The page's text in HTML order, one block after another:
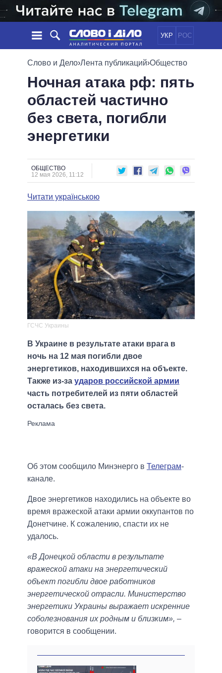
УКР РОС
НОВОСТИ
ЛЕНТА
СОБЫТИЯ
СТАТЬИ
ОБЗОРЫ
ДАЙДЖЕСТЫ
ПОЛИТИКА
ЭКОНОМИКА
ОБЩЕСТВО
ОБЕЩАНИЯ
ПОЛИТИКИ
ПРЕЗИДЕНТ И ОФИС
ВЕРХОВНАЯ РАДА
КАБИНЕТ МИНИСТРОВ
МЭРЫ
ВСЕ ПЕРСОНЫ
ИНФОГРАФИКА
ПОДДЕРЖАТЬ
СРАВНЕНИЕ ПОЛИТИКОВ
Слово и Дело›Лента публикаций›Общество
Ночная атака рф: пять
областей частично
без света, погибли
энергетики
ОБЩЕСТВО
12 мая 2026, 11:12
Читати українською
ГСЧС Украины
В Украине в результате атаки врага в
ночь на 12 мая погибли двое
энергетиков, находившихся на объекте.
Также из-за ударов российской армии
часть потребителей из пяти областей
осталась без света.
Об этом сообщило Минэнерго в Телеграм-
канале.
Двое энергетиков находились на объекте во
время вражеской атаки армии оккупантов по
Донетчине. К сожалению, спасти их не
удалось.
«В Донецкой области в результате
вражеской атаки на энергетический
объект погибли двое работников
энергетической отрасли. Министерство
энергетики Украины выражает искренние
соболезнования их родным и близким», –
говорится в сообщении.